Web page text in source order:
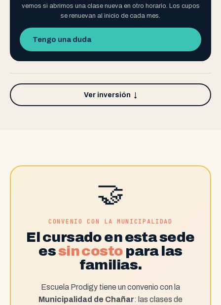
vemos si abrimos una clase nueva en otro horario. Los cupos
se renuevan al inicio de cada mes.
Tengo una duda
Ver inversión ↓
🤝
CONVENIO CON LA MUNICIPALIDAD
El cursado en esta sede
essin costo para las
familias.
Escuela Prodigy tiene un convenio con la
Municipalidad de Chañar: las clases de